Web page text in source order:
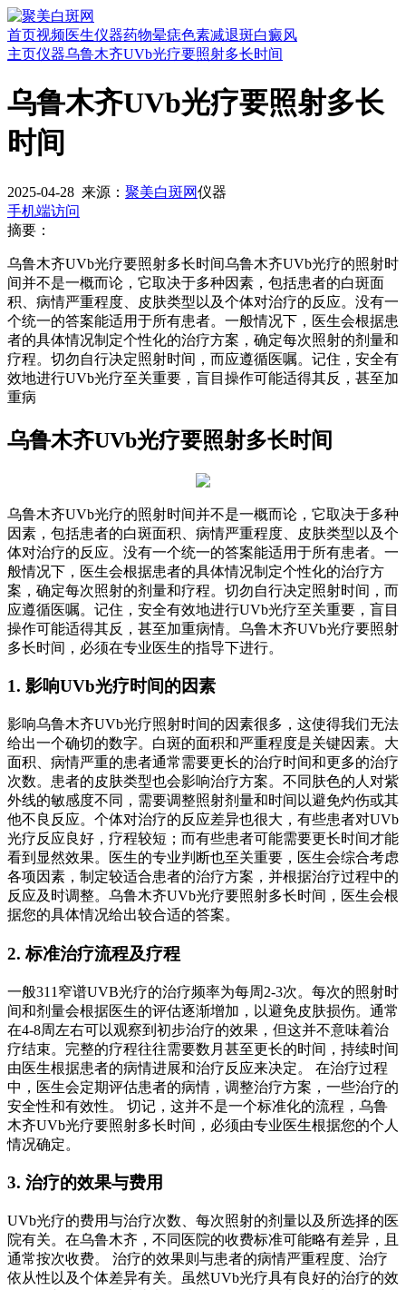
首页视频医生仪器药物晕痣色素减退斑白癜风
主页仪器乌鲁木齐UVb光疗要照射多长时间
乌鲁木齐UVb光疗要照射多长
时间
2025-04-28 来源： 聚美白斑网仪器
手机端访问
摘要：
乌鲁木齐UVb光疗要照射多长时间乌鲁木齐UVb光疗的照射时
间并不是一概而论，它取决于多种因素，包括患者的白斑面
积、病情严重程度、皮肤类型以及个体对治疗的反应。没有一
个统一的答案能适用于所有患者。一般情况下，医生会根据患
者的具体情况制定个性化的治疗方案，确定每次照射的剂量和
疗程。切勿自行决定照射时间，而应遵循医嘱。记住，安全有
效地进行UVb光疗至关重要，盲目操作可能适得其反，甚至加
重病
乌鲁木齐UVb光疗要照射多长时间
乌鲁木齐UVb光疗的照射时间并不是一概而论，它取决于多种
因素，包括患者的白斑面积、病情严重程度、皮肤类型以及个
体对治疗的反应。没有一个统一的答案能适用于所有患者。一
般情况下，医生会根据患者的具体情况制定个性化的治疗方
案，确定每次照射的剂量和疗程。切勿自行决定照射时间，而
应遵循医嘱。记住，安全有效地进行UVb光疗至关重要，盲目
操作可能适得其反，甚至加重病情。乌鲁木齐UVb光疗要照射
多长时间，必须在专业医生的指导下进行。
1. 影响UVb光疗时间的因素
影响乌鲁木齐UVb光疗照射时间的因素很多，这使得我们无法
给出一个确切的数字。白斑的面积和严重程度是关键因素。大
面积、病情严重的患者通常需要更长的治疗时间和更多的治疗
次数。患者的皮肤类型也会影响治疗方案。不同肤色的人对紫
外线的敏感度不同，需要调整照射剂量和时间以避免灼伤或其
他不良反应。个体对治疗的反应差异也很大，有些患者对UVb
光疗反应良好，疗程较短；而有些患者可能需要更长时间才能
看到显然效果。医生的专业判断也至关重要，医生会综合考虑
各项因素，制定较适合患者的治疗方案，并根据治疗过程中的
反应及时调整。乌鲁木齐UVb光疗要照射多长时间，医生会根
据您的具体情况给出较合适的答案。
2. 标准治疗流程及疗程
一般311窄谱UVB光疗的治疗频率为每周2-3次。每次的照射时
间和剂量会根据医生的评估逐渐增加，以避免皮肤损伤。通常
在4-8周左右可以观察到初步治疗的效果，但这并不意味着治
疗结束。完整的疗程往往需要数月甚至更长的时间，持续时间
由医生根据患者的病情进展和治疗反应来决定。 在治疗过程
中，医生会定期评估患者的病情，调整治疗方案，一些治疗的
安全性和有效性。 切记，这并不是一个标准化的流程，乌鲁
木齐UVb光疗要照射多长时间，必须由专业医生根据您的个人
情况确定。
3. 治疗的效果与费用
UVb光疗的费用与治疗次数、每次照射的剂量以及所选择的医
院有关。在乌鲁木齐，不同医院的收费标准可能略有差异，且
通常按次收费。 治疗的效果则与患者的病情严重程度、治疗
依从性以及个体差异有关。虽然UVb光疗具有良好的治疗的效